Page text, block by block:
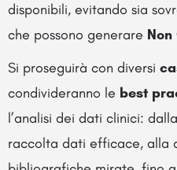
disponibili, evitando sia
che possono generare
Si proseguirà con diversi
condivideranno le best
l’analisi dei dati clinici:
raccolta dati efficace, alla